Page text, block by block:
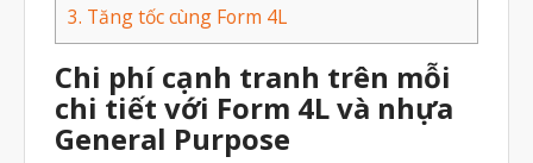
Tháng Ba 2025
Tháng Hai 2025
Tháng Một 2025
3. Tăng tốc cùng Form 4L
Chi phí cạnh tranh trên mỗi
chi tiết với Form 4L và nhựa
General Purpose